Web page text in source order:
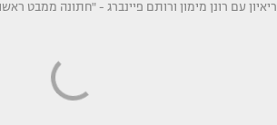
ריאיון עם רונן מימון ורותם פיינברג - "חתונה ממבט